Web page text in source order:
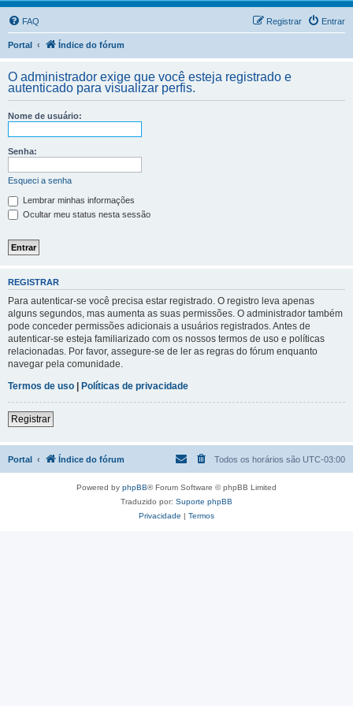
FAQ Entrar
Registrar
Portal Índice do fórum
O administrador exige que você esteja registrado e
autenticado para visualizar perfis.
Nome de usuário:
Senha:
Esqueci a senha
Lembrar minhas informações
Ocultar meu status nesta sessão
REGISTRAR
Para autenticar-se você precisa estar registrado. O registro leva apenas
alguns segundos, mas aumenta as suas permissões. O administrador também
pode conceder permissões adicionais a usuários registrados. Antes de
autenticar-se esteja familiarizado com os nossos termos de uso e políticas
relacionadas. Por favor, assegure-se de ler as regras do fórum enquanto
navegar pela comunidade.
Termos de uso | Políticas de privacidade
Registrar
Portal Índice do fórum Todos os horários são UTC-03:00
Powered by phpBB® Forum Software © phpBB Limited
Traduzido por: Suporte phpBB
Privacidade | Termos